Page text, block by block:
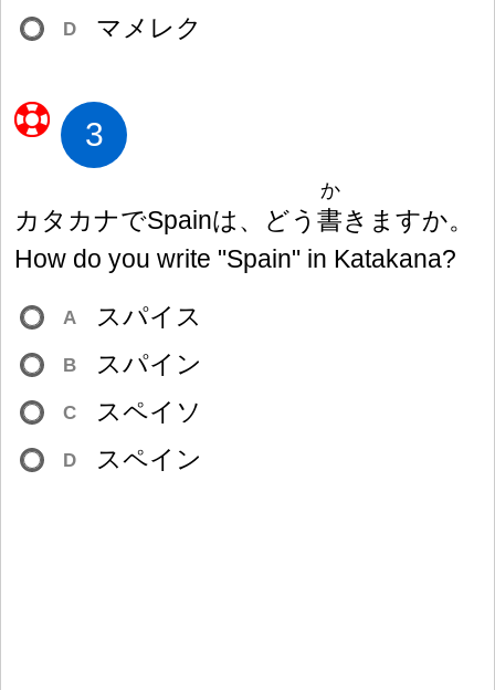
D マメレク
3
カタカナでSpainは、どう 書
か
きますか。
How do you write "Spain" in Katakana?
A スパイス
B スパイン
C スペイソ
D スペイン